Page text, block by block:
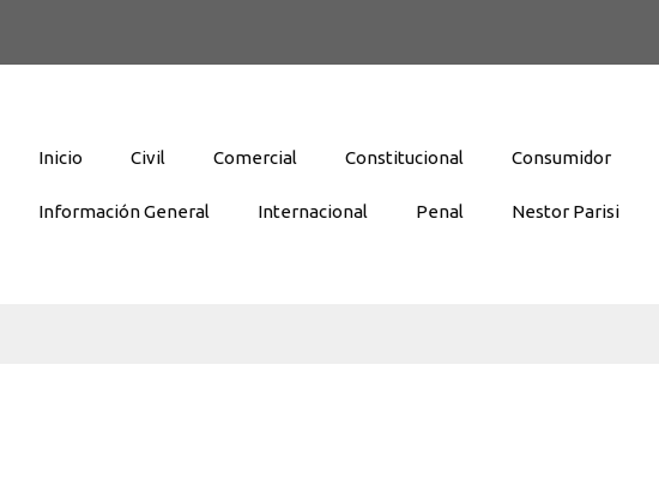
Inicio Civil Comercial Constitucional Consumidor
Información General Internacional Penal Nestor Parisi